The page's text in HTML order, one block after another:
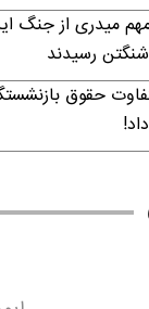
میدری از جنگ
رسیدند
حقوق